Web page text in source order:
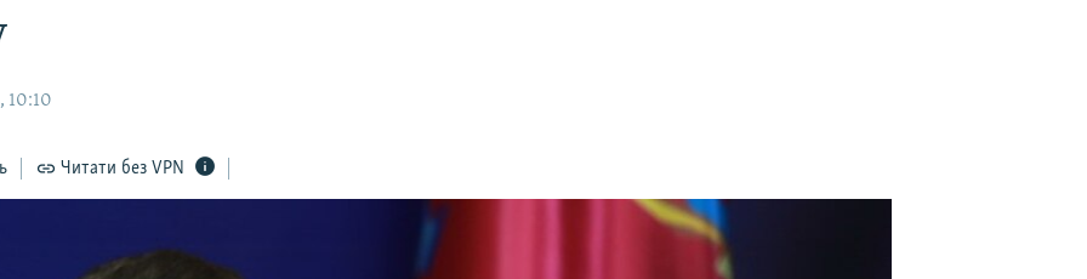
10:10
Читати без VPN